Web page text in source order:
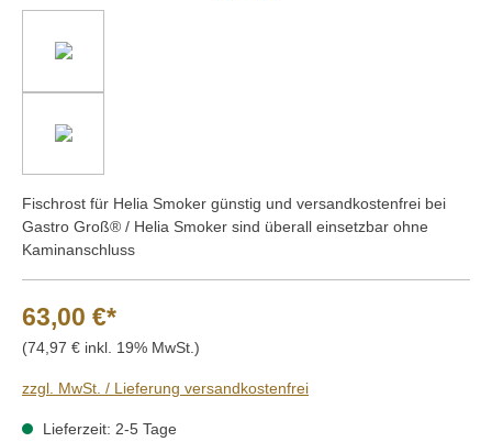
Fischrost für Helia Smoker günstig und versandkostenfrei bei
Gastro Groß® / Helia Smoker sind überall einsetzbar ohne
Kaminanschluss
63,00 €*
(74,97 € inkl. 19% MwSt.)
zzgl. MwSt. / Lieferung versandkostenfrei
Lieferzeit: 2-5 Tage